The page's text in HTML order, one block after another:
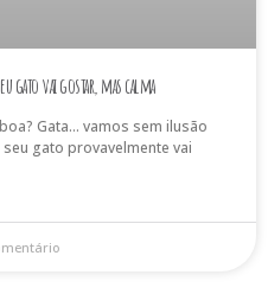
gato vai gostar, mas calma
Gata… vamos sem ilusão
gato provavelmente vai